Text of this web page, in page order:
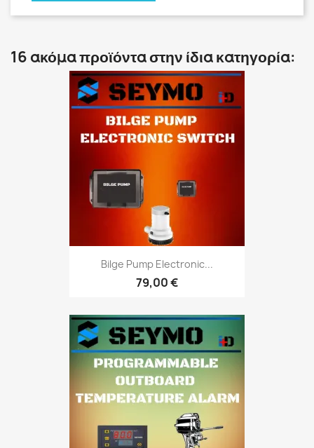
16 ακόμα προϊόντα στην ίδια κατηγορία:
Bilge Pump Electronic...
79,00 €